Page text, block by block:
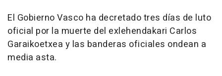
El Gobierno Vasco ha decretado tres días de luto
oficial por la muerte del exlehendakari Carlos
Garaikoetxea y las banderas oficiales ondean a
media asta.